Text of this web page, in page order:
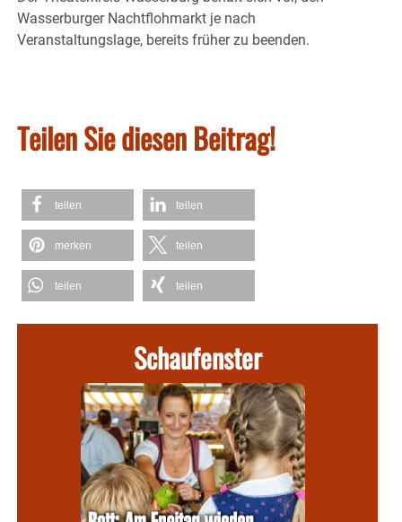
Wasserburger Nachtflohmarkt je nach
Veranstaltungslage, bereits früher zu beenden.
Teilen Sie diesen Beitrag!
teilen teilen
merken teilen
teilen teilen
Schaufenster